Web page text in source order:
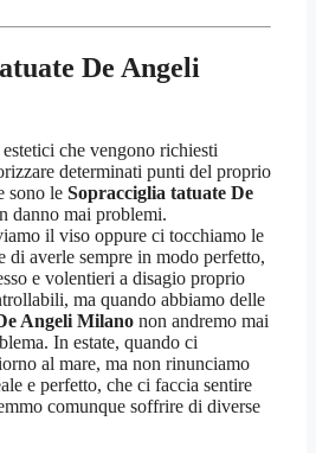
De Angeli
che vengono richiesti
determinati punti del proprio
sono le Sopracciglia tatuate De
danno mai problemi.
il viso oppure ci tocchiamo le
di averle sempre in modo perfetto,
e volentieri a disagio proprio
ma quando abbiamo delle
Angeli Milano non andremo mai
In estate, quando ci
al mare, ma non rinunciamo
e perfetto, che ci faccia sentire
comunque soffrire di diverse